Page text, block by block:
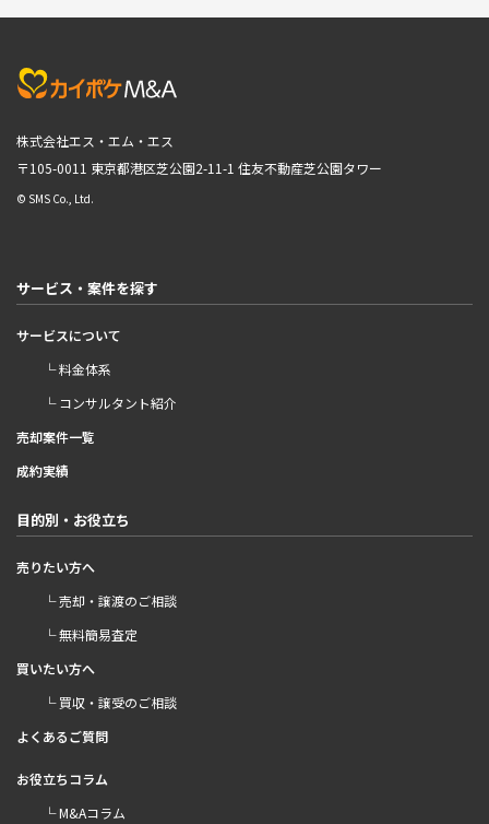
株式会社エス・エム・エス
〒105-0011 東京都港区芝公園2-11-1 住友不動産芝公園タワー
© SMS Co., Ltd.
サービス・案件を探す
サービスについて
└ 料金体系
└ コンサルタント紹介
売却案件一覧
成約実績
目的別・お役立ち
売りたい方へ
└ 売却・譲渡のご相談
└ 無料簡易査定
買いたい方へ
└ 買収・譲受のご相談
よくあるご質問
お役立ちコラム
└ M&Aコラム